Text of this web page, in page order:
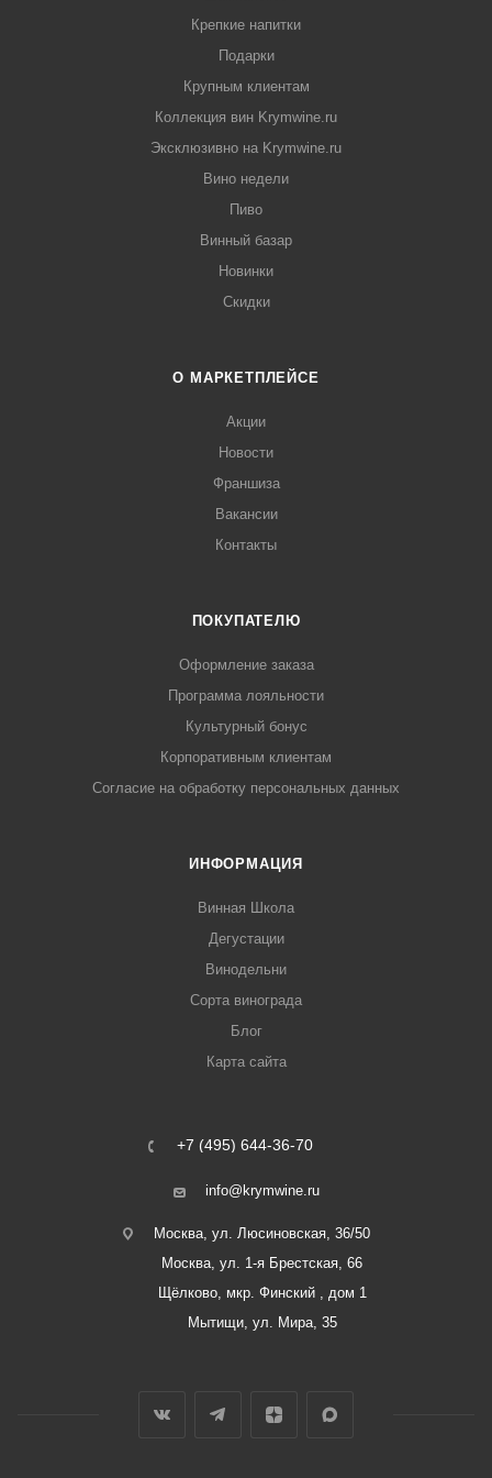
Крепкие напитки
Подарки
Крупным клиентам
Коллекция вин Krymwine.ru
Эксклюзивно на Krymwine.ru
Вино недели
Пиво
Винный базар
Новинки
Скидки
О МАРКЕТПЛЕЙСЕ
Акции
Новости
Франшиза
Вакансии
Контакты
ПОКУПАТЕЛЮ
Оформление заказа
Программа лояльности
Культурный бонус
Корпоративным клиентам
Согласие на обработку персональных данных
ИНФОРМАЦИЯ
Винная Школа
Дегустации
Винодельни
Сорта винограда
Блог
Карта сайта
+7 (495) 644-36-70
info@krymwine.ru
Москва, ул. Люсиновская, 36/50
Москва, ул. 1-я Брестская, 66
Щёлково, мкр. Финский , дом 1
Мытищи, ул. Мира, 35